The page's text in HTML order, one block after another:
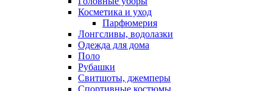
Косметика и уход
Парфюмерия
Лонгсливы, водолазки
Одежда для дома
Поло
Рубашки
Свитшоты, джемперы
Спортивные костюмы